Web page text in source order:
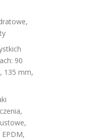
90
135 mm,